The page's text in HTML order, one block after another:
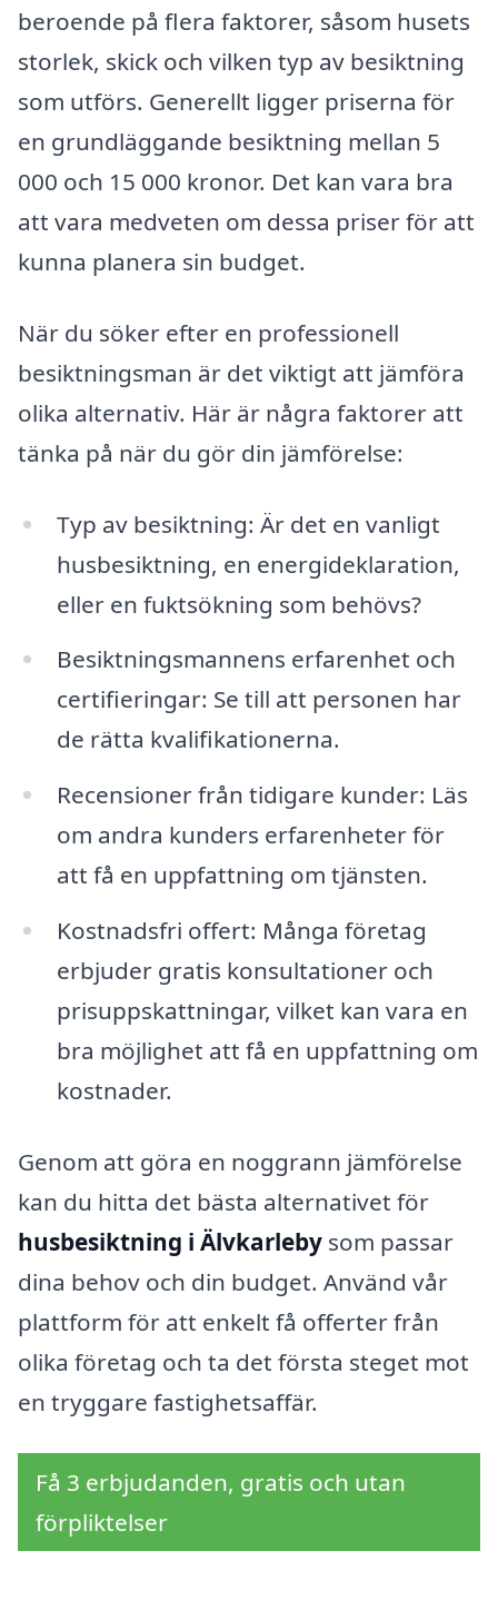
beroende på flera faktorer, såsom husets
storlek, skick och vilken typ av besiktning
som utförs. Generellt ligger priserna för
en grundläggande besiktning mellan 5
000 och 15 000 kronor. Det kan vara bra
att vara medveten om dessa priser för att
kunna planera sin budget.
När du söker efter en professionell
besiktningsman är det viktigt att jämföra
olika alternativ. Här är några faktorer att
tänka på när du gör din jämförelse:
Typ av besiktning: Är det en vanligt
husbesiktning, en energideklaration,
eller en fuktsökning som behövs?
Besiktningsmannens erfarenhet och
certifieringar: Se till att personen har
de rätta kvalifikationerna.
Recensioner från tidigare kunder: Läs
om andra kunders erfarenheter för
att få en uppfattning om tjänsten.
Kostnadsfri offert: Många företag
erbjuder gratis konsultationer och
prisuppskattningar, vilket kan vara en
bra möjlighet att få en uppfattning om
kostnader.
Genom att göra en noggrann jämförelse
kan du hitta det bästa alternativet för
husbesiktning i Älvkarleby som passar
dina behov och din budget. Använd vår
plattform för att enkelt få offerter från
olika företag och ta det första steget mot
en tryggare fastighetsaffär.
Få 3 erbjudanden, gratis och utan
förpliktelser